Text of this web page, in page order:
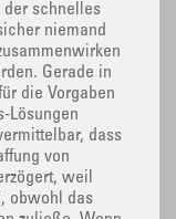
der schnelles
niemand
Gerade in
die Vorgaben
Lösungen
dass
von
weil
obwohl das